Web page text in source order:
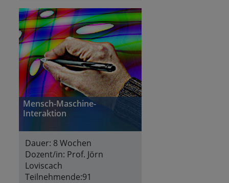
Mensch-Maschine-
Interaktion
Dauer: 8 Wochen
Dozent/in: Prof. Jörn
Loviscach
Teilnehmende:91